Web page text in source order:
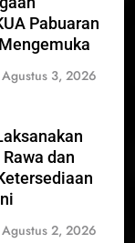
Pabuaran
Agustus 3, 2026
dan
Agustus 2, 2026